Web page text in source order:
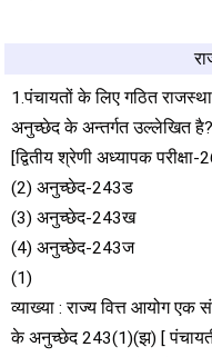
1.पंचायतों के लिए गठित
अनुच्छेद के अन्तर्गत उल्लेखित है?
[द्वितीय श्रेणी अध्यापक
(2) अनुच्छेद-243ड
(3) अनुच्छेद-243ख
(4) अनुच्छेद-243ज
(1)
व्याख्या : राज्य वित्त आयोग
के अनुच्छेद 243(1)(झ) [